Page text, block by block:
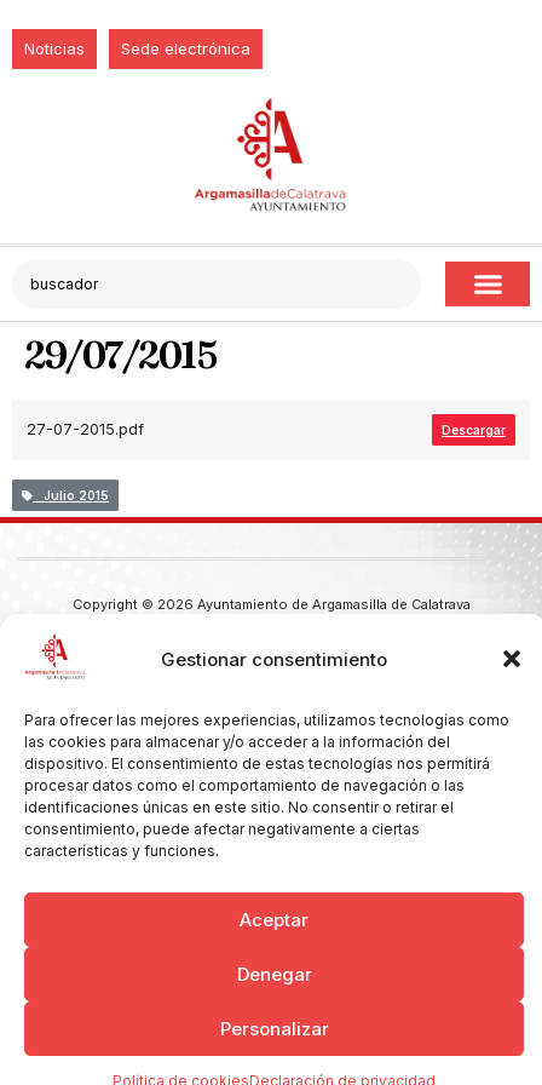
Gestionar consentimiento
Para ofrecer las mejores experiencias, utilizamos tecnologías como
las cookies para almacenar y/o acceder a la información del
dispositivo. El consentimiento de estas tecnologías nos permitirá
procesar datos como el comportamiento de navegación o las
identificaciones únicas en este sitio. No consentir o retirar el
consentimiento, puede afectar negativamente a ciertas
características y funciones.
Aceptar
Denegar
Personalizar
Política de cookiesDeclaración de privacidad
Noticias Sede electrónica
29/07/2015
27-07-2015.pdf Descargar
Julio 2015
Copyright © 2026 Ayuntamiento de Argamasilla de Calatrava